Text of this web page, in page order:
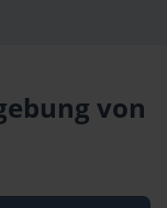
von